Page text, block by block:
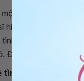
phần quan trọng
hiểu rõ bản chất
tình trạng bệnh, qua
Điều này có ý nghĩ
tình dục